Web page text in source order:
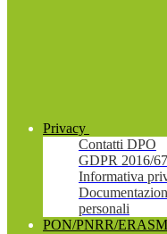
Privacy
Contatti DPO
GDPR 2016/
Informativa
personali
PON/PNRR/